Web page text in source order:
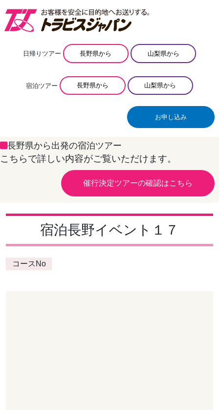
日帰りツアー 長野県から 山梨県から
宿泊ツアー 長野県から 山梨県から
お申し込み
長野県から出発の宿泊ツアー
こちらで詳しい内容がご覧いただけます。
催行決定ツアーの確認はこちら
宿泊長野イベント１７
コースNo